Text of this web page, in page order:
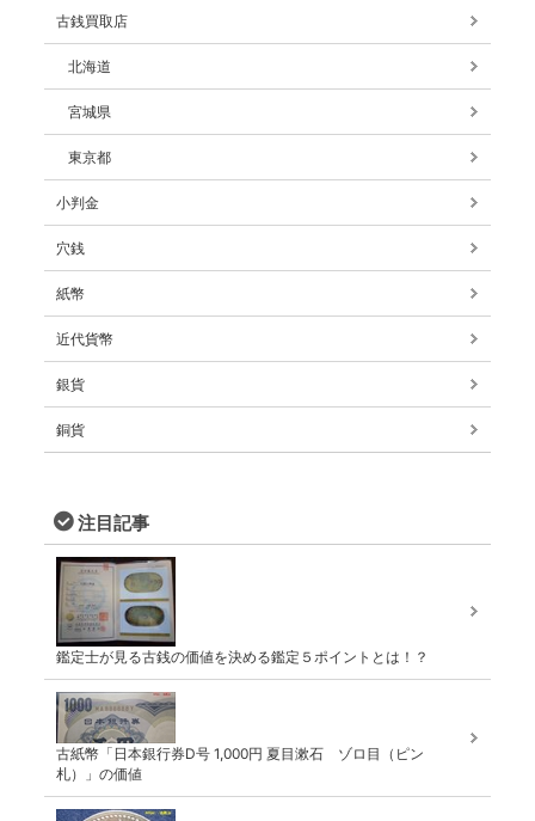
古銭買取店
北海道
宮城県
東京都
小判金
穴銭
紙幣
近代貨幣
銀貨
銅貨
注目記事
鑑定士が見る古銭の価値を決める鑑定５ポイントとは！？
古紙幣「日本銀行券D号 1,000円 夏目漱石 ゾロ目（ピン
札）」の価値